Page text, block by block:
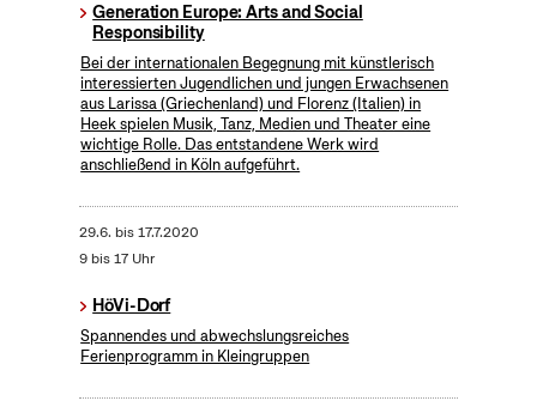
Generation Europe: Arts and Social
Responsibility
Bei der internationalen Begegnung mit künstlerisch
interessierten Jugendlichen und jungen Erwachsenen
aus Larissa (Griechenland) und Florenz (Italien) in
Heek spielen Musik, Tanz, Medien und Theater eine
wichtige Rolle. Das entstandene Werk wird
anschließend in Köln aufgeführt.
29.6. bis17.7.2020
9 bis 17 Uhr
HöVi-Dorf
Spannendes und abwechslungsreiches
Ferienprogramm in Kleingruppen